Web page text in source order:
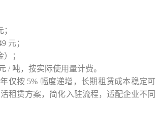
元；
；
/ 吨，按实际使用量计费。
仅按 5% 幅度递增，长期租赁成本稳定可
租赁方案，简化入驻流程，适配企业不同